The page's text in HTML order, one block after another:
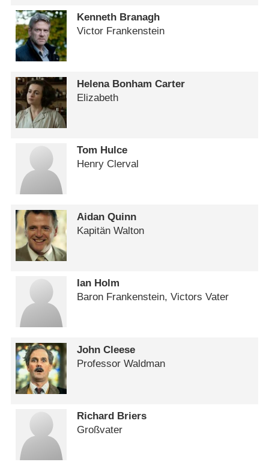
Kenneth Branagh
Victor Frankenstein
Helena Bonham Carter
Elizabeth
Tom Hulce
Henry Clerval
Aidan Quinn
Kapitän Walton
Ian Holm
Baron Frankenstein, Victors Vater
John Cleese
Professor Waldman
Richard Briers
Großvater